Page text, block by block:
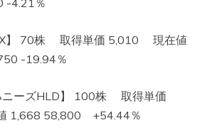
-4.21％
】 70株 取得単価 5,010 現在値
-19.94％
ニーズHLD】 100株 取得単価
1,668 58,800 +54.44％